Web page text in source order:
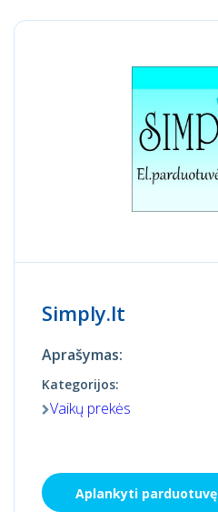
Simply.lt
Aprašymas:
Kategorijos:
Vaikų prekės
Aplankyti parduotuvę